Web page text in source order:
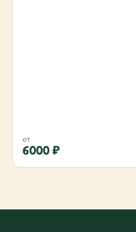
от
6000 ₽